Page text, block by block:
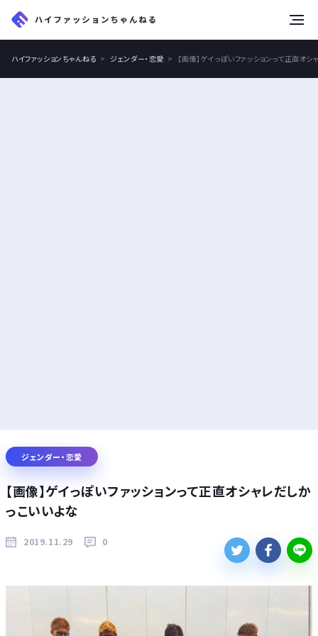
ハイファッションちゃんねる ジェンダー・恋愛 【画像】ゲイっぽいファッションって正直オ
ジェンダー・恋愛
【画像】ゲイっぽいファッションって正直オシャレだしか
っこいいよな
2019.11.29 0